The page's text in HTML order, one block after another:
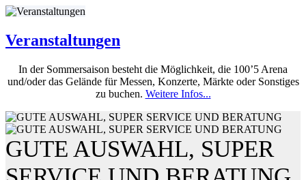
Veranstaltungen
In der Sommersaison besteht die Möglichkeit, die 100’5 Arena
und/oder das Gelände für Messen, Konzerte, Märkte oder Sonstiges
zu buchen. Weitere Infos...
GUTE AUSWAHL, SUPER